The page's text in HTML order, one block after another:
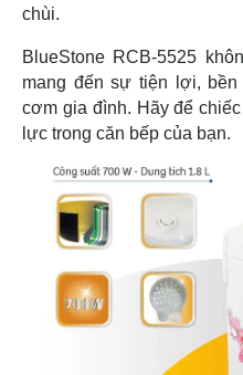
chùi.
BlueStone RCB-5525
mang đến sự tiện lợi,
cơm gia đình. Hãy để
lực trong căn bếp của bạn.